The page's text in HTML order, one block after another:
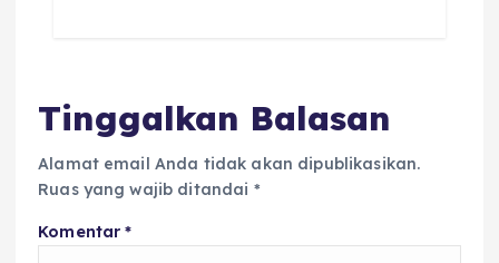
Tinggalkan Balasan
Alamat email Anda tidak akan dipublikasikan.
Ruas yang wajib ditandai *
Komentar*